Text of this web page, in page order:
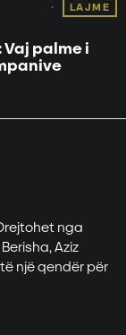
LAJME
palme i
nga
Aziz
një qendër për